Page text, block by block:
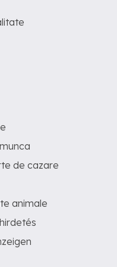
de cazare
animale